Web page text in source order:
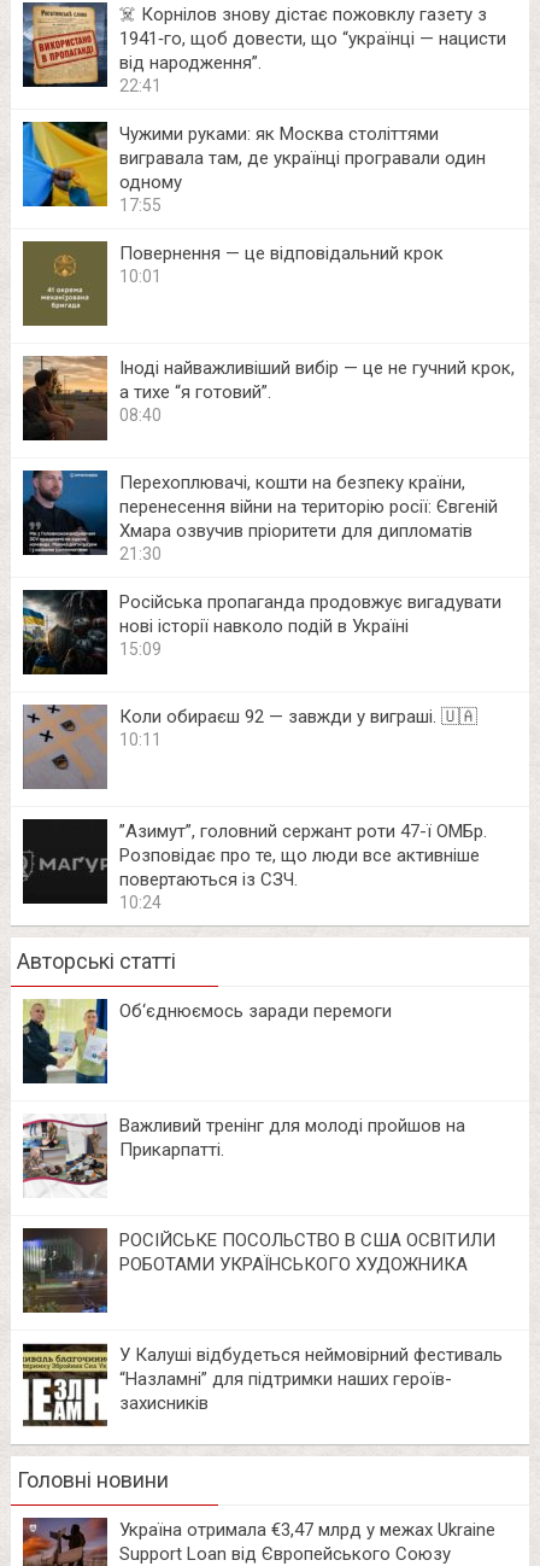
☠️ Корнілов знову дістає пожовклу газету з
1941‑го, щоб довести, що “українці — нацисти
від народження”.
22:41
Чужими руками: як Москва століттями
вигравала там, де українці програвали один
одному
17:55
Повернення — це відповідальний крок
10:01
Іноді найважливіший вибір — це не гучний крок,
а тихе “я готовий”.
08:40
Перехоплювачі, кошти на безпеку країни,
перенесення війни на територію росії: Євгеній
Хмара озвучив пріоритети для дипломатів
21:30
Російська пропаганда продовжує вигадувати
нові історії навколо подій в Україні
15:09
Коли обираєш 92 — завжди у виграші. 🇺🇦
10:11
⁨”Азимут”, головний сержант роти 47-ї ОМБр.
Розповідає про те, що люди все активніше
повертаються із СЗЧ.
10:24
Авторські статті
Об‘єднюємось заради перемоги
Важливий тренінг для молоді пройшов на
Прикарпатті.
РОСІЙСЬКЕ ПОСОЛЬСТВО В США ОСВІТИЛИ
РОБОТАМИ УКРАЇНСЬКОГО ХУДОЖНИКА
У Калуші відбудеться неймовірний фестиваль
“Назламні” для підтримки наших героїв-
захисників
Головні новини
Україна отримала €3,47 млрд у межах Ukraine
Support Loan від Європейського Союзу